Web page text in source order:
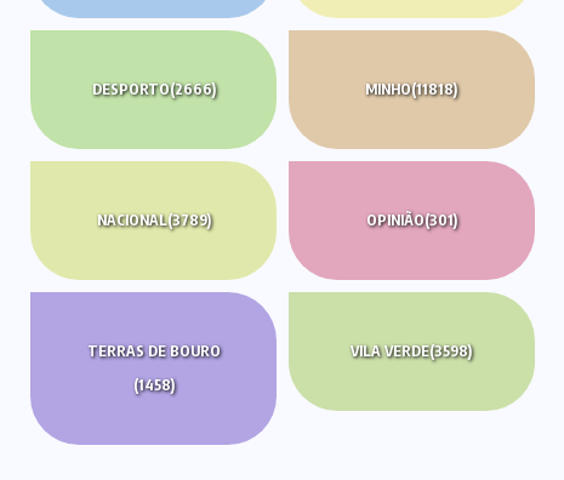
DESPORTO(2666) MINHO(11818)
NACIONAL(3789) OPINIÃO(301)
TERRAS DE BOURO
(1458)
VILA VERDE(3598)